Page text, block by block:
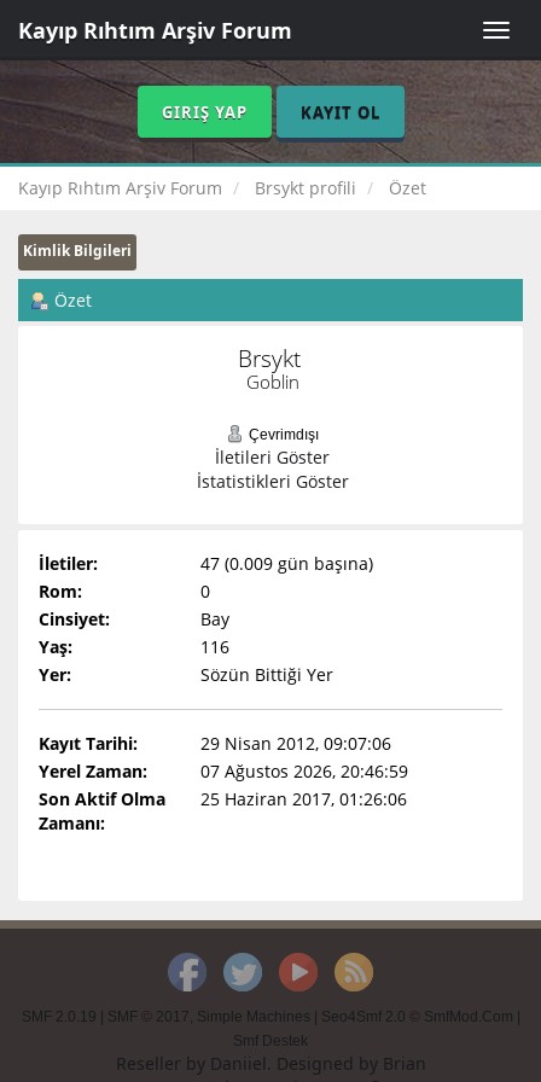
Toggle
Kayıp Rıhtım Arşiv Forum
GIRIŞ YAP KAYIT OL
Kayıp Rıhtım Arşiv Forum Brsykt profili Özet
Kimlik Bilgileri
Özet
Brsykt
Goblin
Çevrimdışı
İletileri Göster
İstatistikleri Göster
İletiler:
47 (0.009 gün başına)
Rom:
0
Cinsiyet:
Bay
Yaş:
116
Yer:
Sözün Bittiği Yer
Kayıt Tarihi:
29 Nisan 2012, 09:07:06
Yerel Zaman:
07 Ağustos 2026, 20:46:59
Son Aktif Olma
Zamanı:
25 Haziran 2017, 01:26:06
SMF 2.0.19 SMF © 2017, Simple Machines Seo4Smf 2.0 © SmfMod.Com
Smf Destek
Reseller by Daniiel. Designed by Brian